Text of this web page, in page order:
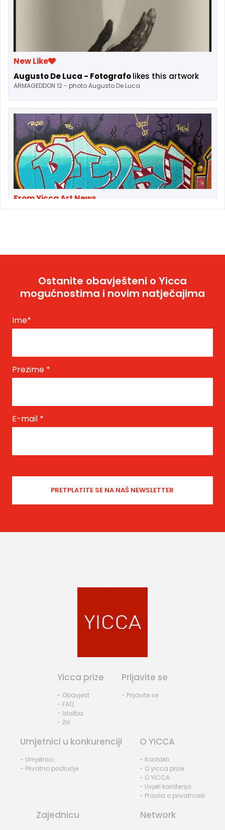
New Like
Augusto De Luca - Fotografolikes this artwork
ARMAGEDDON 12 - photo Augusto De Luca
From Yicca Art News
Original MSK—Manhattan Subway Kings—
From Yicca Art Shop
Les Fleurs du Mal
Ostanite obavješteni o Yicca
mogućnostima i novim natječajima
Ime*
Prezime *
E-mail *
Yicca prize
- Obavjest
- FAQ
- Izložba
- Žiri
Prijavite se
- Prijavite se
Umjetnici u konkurenciji
- Umjetnici
- Privatno područje
O YICCA
- Kontakti
- O yicca prize
- O YICCA
- Uvjeti korištenja
- Pravila o privatnosti
Zajednicu Network